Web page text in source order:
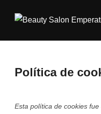
Política de
Esta política de cookies